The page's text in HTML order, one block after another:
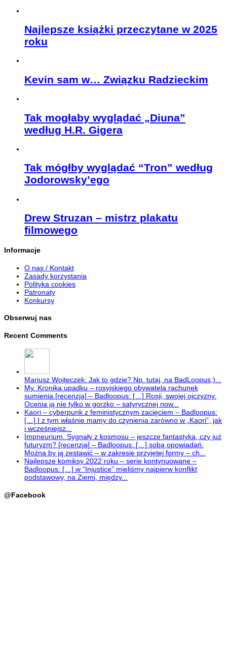
Najlepsze książki przeczytane w 2025
roku
Kevin sam w… Związku Radzieckim
Tak mogłaby wyglądać „Diuna”
według H.R. Gigera
Tak mógłby wyglądać “Tron” według
Jodorowsky’ego
Drew Struzan – mistrz plakatu
filmowego
Informacje
O nas / Kontakt
Zasady korzystania
Polityka cookies
Patronaty
Konkursy
Obserwuj nas
Recent Comments
Mariusz Wojteczek: Jak to gdzie? Np. tutaj, na BadLoopus;)...
My. Kronika upadku – rosyjskiego obywatela rachunek
sumienia [recenzja] – Badloopus: […] Rosji, swojej ojczyzny.
Ocenia ją nie tylko w gorzko – satyrycznej now...
Kaori – cyberpunk z feministycznym zacięciem – Badloopus:
[…] I z tym właśnie mamy do czynienia zarówno w „Kaori”, jak
i wcześniejsz...
Impneurium. Sygnały z kosmosu – jeszcze fantastyka, czy już
futuryzm? [recenzja] – Badloopus: […] sobą opowiadań.
Można by ją zestawić – w zakresie przyjętej formy – ch...
Najlepsze komiksy 2022 roku – serie kontynuowane –
Badloopus: […] w “Injustice” mieliśmy najpierw konflikt
podstawowy, na Ziemi, między...
@Facebook